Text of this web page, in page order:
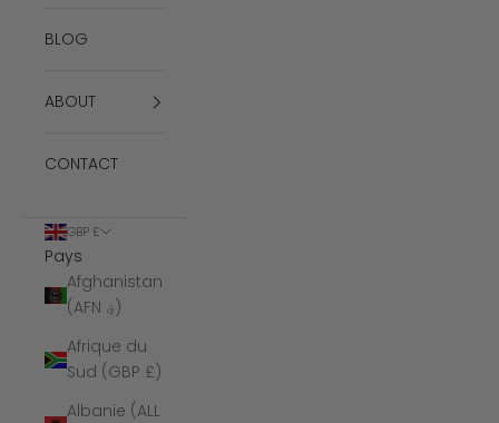
BLOG
ABOUT
CONTACT
GBP £
Pays
Afghanistan
(AFN ؋)
Afrique du
Sud (GBP £)
Albanie (ALL